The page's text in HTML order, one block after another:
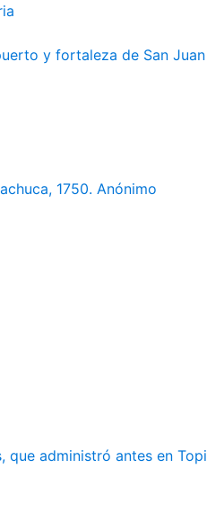
y fortaleza de San Juan
1750. Anónimo
administró antes en